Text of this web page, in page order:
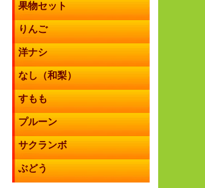
果物セット
りんご
洋ナシ
なし（和梨）
すもも
プルーン
サクランボ
ぶどう